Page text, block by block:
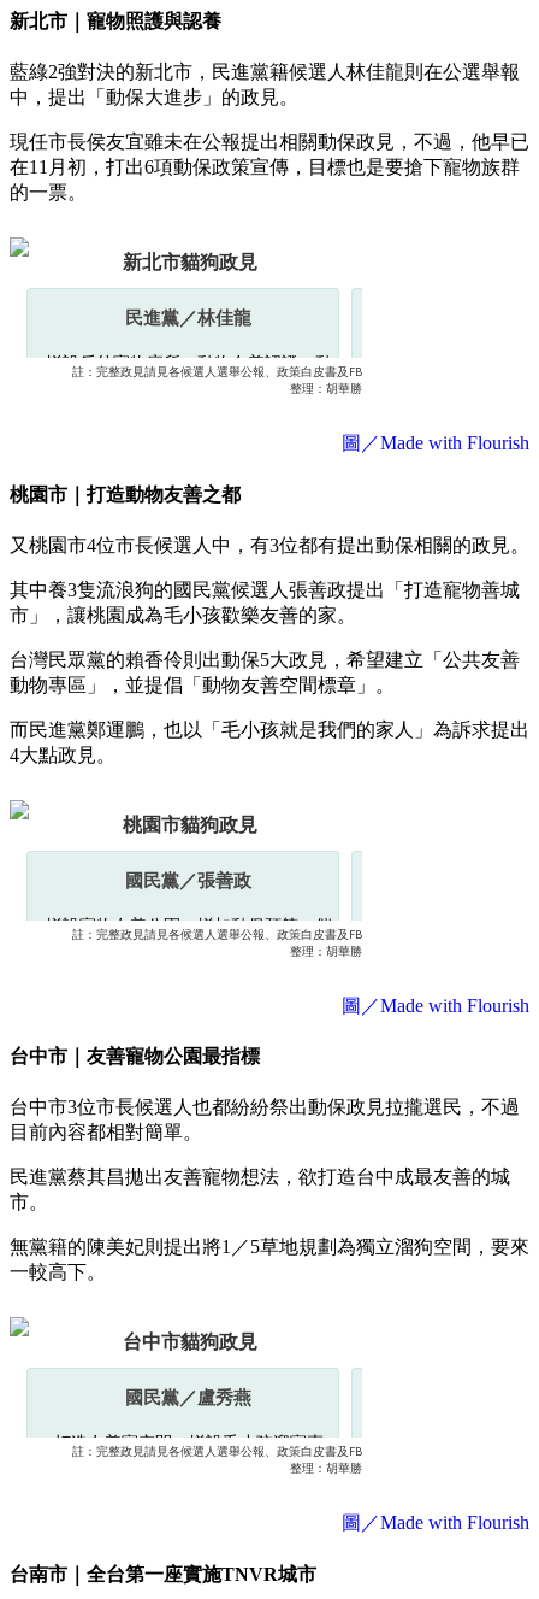
新北市｜寵物照護與認養
藍綠2強對決的新北市，民進黨籍候選人林佳龍則在公選舉報
中，提出「動保大進步」的政見。
現任市長侯友宜雖未在公報提出相關動保政見，不過，他早已
在11月初，打出6項動保政策宣傳，目標也是要搶下寵物族群
的一票。
圖／Made with Flourish
桃園市｜打造動物友善之都
又桃園市4位市長候選人中，有3位都有提出動保相關的政見。
其中養3隻流浪狗的國民黨候選人張善政提出「打造寵物善城
市」，讓桃園成為毛小孩歡樂友善的家。
台灣民眾黨的賴香伶則出動保5大政見，希望建立「公共友善
動物專區」，並提倡「動物友善空間標章」。
而民進黨鄭運鵬，也以「毛小孩就是我們的家人」為訴求提出
4大點政見。
圖／Made with Flourish
台中市｜友善寵物公園最指標
台中市3位市長候選人也都紛紛祭出動保政見拉攏選民，不過
目前內容都相對簡單。
民進黨蔡其昌拋出友善寵物想法，欲打造台中成最友善的城
市。
無黨籍的陳美妃則提出將1／5草地規劃為獨立溜狗空間，要來
一較高下。
圖／Made with Flourish
台南市｜全台第一座實施TNVR城市